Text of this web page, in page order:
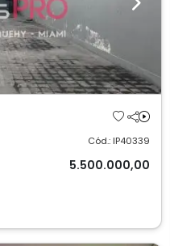
Next
Cód.: IP40339
5.500.000,00